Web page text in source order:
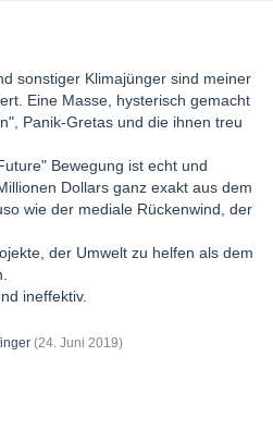
sonstiger Klimajünger sind meiner
Eine Masse, hysterisch gemacht
Panik-Gretas und die ihnen treu
Bewegung ist echt und
Dollars ganz exakt aus dem
wie der mediale Rückenwind, der
der Umwelt zu helfen als dem
ineffektiv.
(24. Juni 2019)